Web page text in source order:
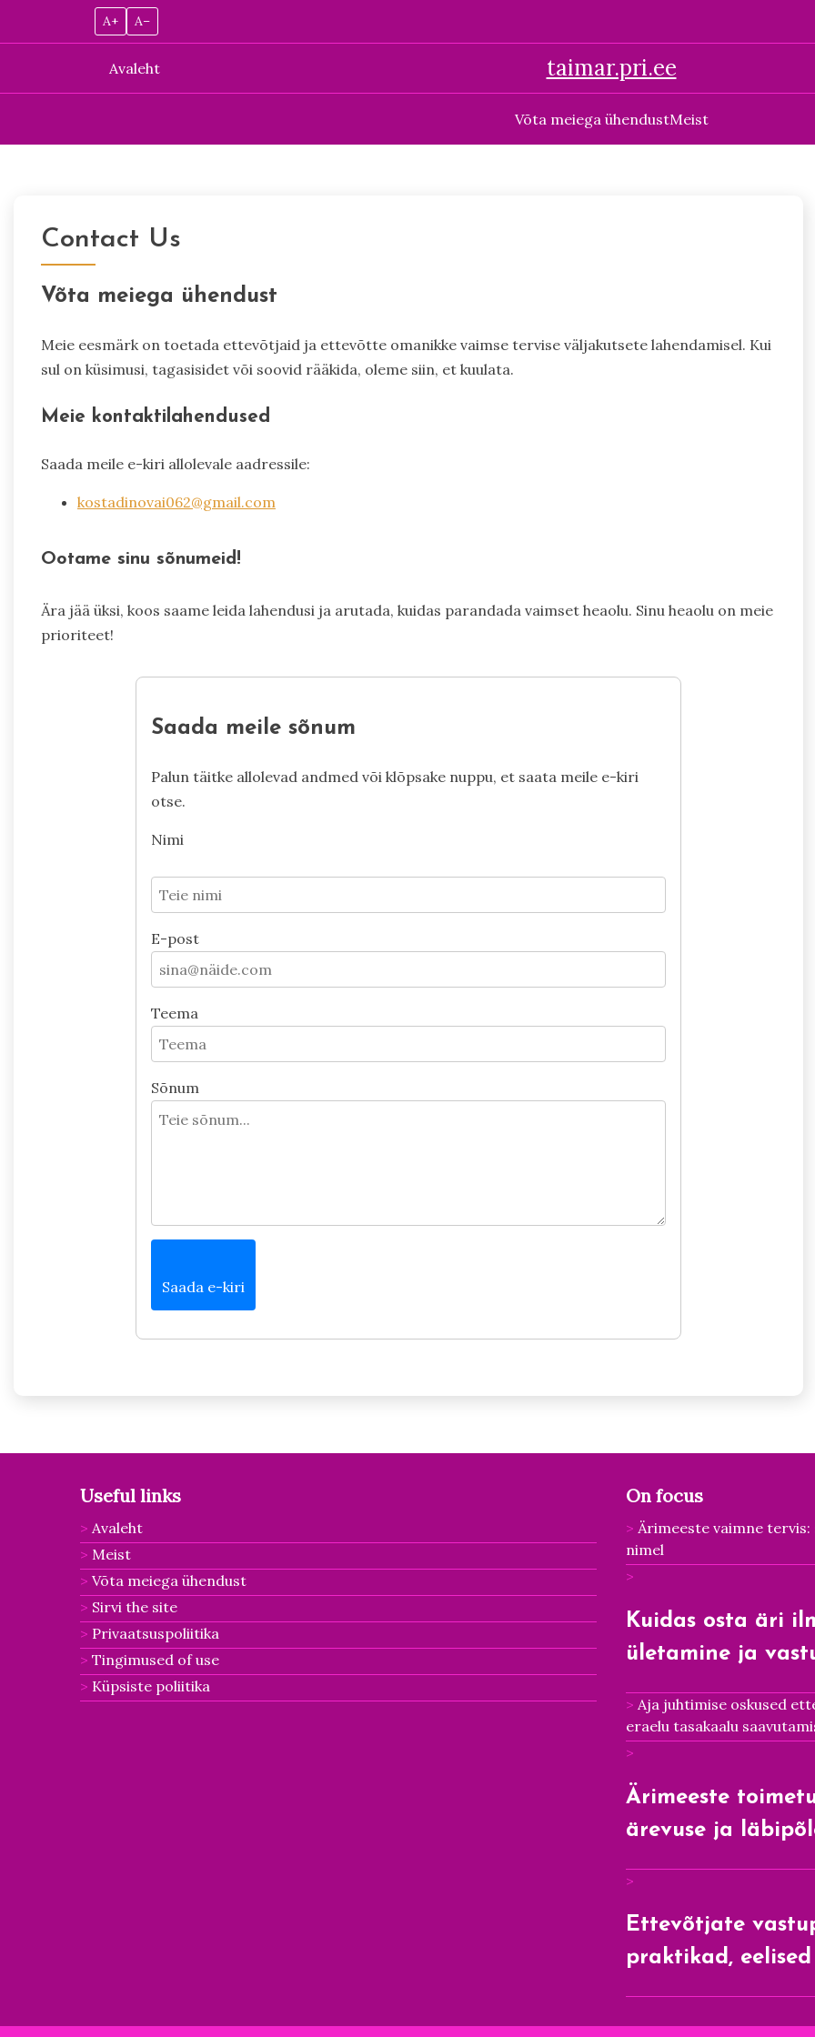
A+ A–
Avaleht taimar.pri.ee
Võta meiega ühendustMeist
Contact Us
Võta meiega ühendust
Meie eesmärk on toetada ettevõtjaid ja ettevõtte omanikke vaimse tervise väljakutsete lahendamisel. Kui
sul on küsimusi, tagasisidet või soovid rääkida, oleme siin, et kuulata.
Meie kontaktilahendused
Saada meile e-kiri allolevale aadressile:
kostadinovai062@gmail.com
Ootame sinu sõnumeid!
Ära jää üksi, koos saame leida lahendusi ja arutada, kuidas parandada vaimset heaolu. Sinu heaolu on meie
prioriteet!
Saada meile sõnum
Palun täitke allolevad andmed või klõpsake nuppu, et saata meile e-kiri
otse.
Nimi
E-post
Teema
Sõnum
Saada e-kiri
Useful links
Avaleht
Meist
Võta meiega ühendust
Sirvi the site
Privaatsuspoliitika
Tingimused of use
Küpsiste poliitika
On focus
Ärimeeste vaimne
nimel
Kuidas osta äri
ületamine ja
Aja juhtimise oskused
eraelu tasakaalu
Ärimeeste
ärevuse ja
Ettevõtjate
praktikad,